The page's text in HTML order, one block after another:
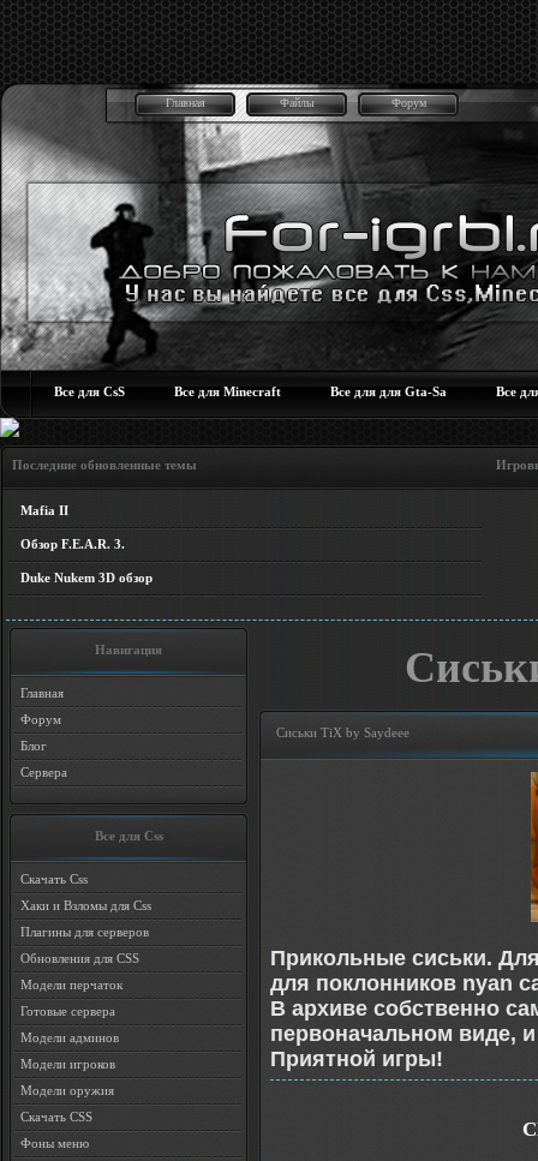
Главная Файлы Форум
Все для CsS Все для Minecraft Все для для Gta-Sa Все
Последние обновленные темы Игровые
Mafia II
Обзор F.E.A.R. 3.
Duke Nukem 3D обзор
Навигация
Главная
Форум
Блог
Сервера
Все для Css
Скачать Css
Хаки и Взломы для Css
Плагины для серверов
Обновления для CSS
Модели перчаток
Готовые сервера
Модели админов
Модели игроков
Модели оружия
Скачать CSS
Фоны меню
Сиськи TiX by Saydeee
Прикольные сиськи.
для поклонников nyan
В архиве собственно
первоначальном виде,
Приятной игры!